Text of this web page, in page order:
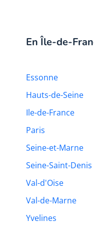
En Île-de-
Essonne
Hauts-de-Seine
Ile-de-France
Paris
Seine-et-Marne
Seine-Saint-Denis
Val-d'Oise
Val-de-Marne
Yvelines